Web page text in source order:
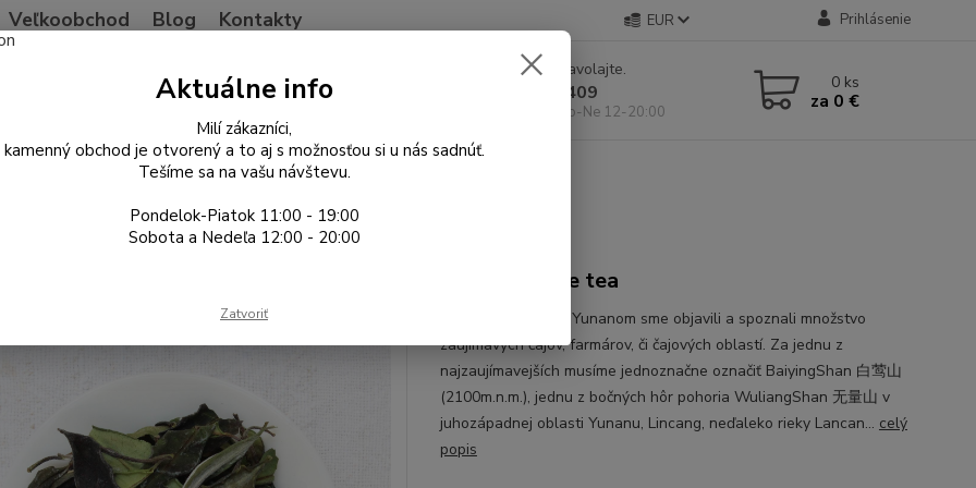
Veľkoobchod Blog Kontakty EUR Prihlásenie
Hľadať
Neviete si rady? Zavolajte.
+421 904 546 409
Po-Pia 11-19:00, So-Ne 12-20:00
0 ks
za 0 €
BaiyingShan wild tree White 2026
wild tree White 2026
ErGaZi White tea
Na našich cestách Yunanom sme objavili a spoznali množstvo
zaujímavých čajov, farmárov, či čajových oblastí. Za jednu z
najzaujímavejších musíme jednoznačne označiť BaiyingShan 白莺山
(2100m.n.m.), jednu z bočných hôr pohoria WuliangShan 无量山 v
juhozápadnej oblasti Yunanu, Lincang, neďaleko rieky Lancan... celý
popis
Aktuálne info
Milí zákazníci,
kamenný obchod je otvorený a to aj s možnosťou si u nás sadnúť.
Tešíme sa na vašu návštevu.
Pondelok-Piatok 11:00 - 19:00
Sobota a Nedeľa 12:00 - 20:00
Zatvoriť